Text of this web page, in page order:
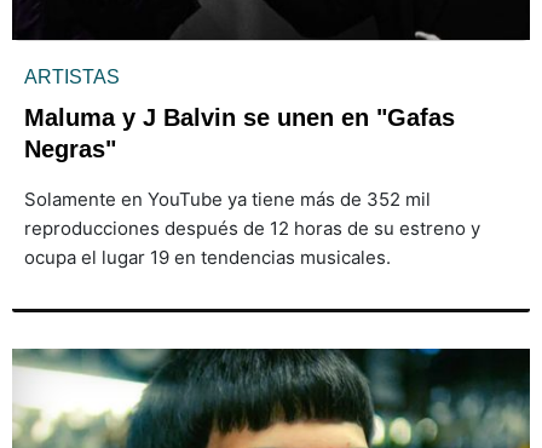
ARTISTAS
Maluma y J Balvin se unen en "Gafas
Negras"
Solamente en YouTube ya tiene más de 352 mil
reproducciones después de 12 horas de su estreno y
ocupa el lugar 19 en tendencias musicales.